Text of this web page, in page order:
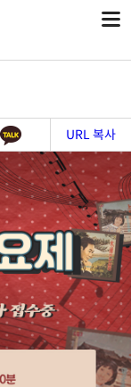
URL 복사